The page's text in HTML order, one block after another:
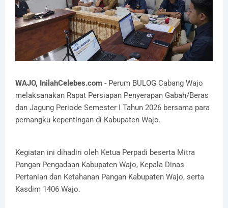
WAJO, InilahCelebes.com - Perum BULOG Cabang Wajo
melaksanakan Rapat Persiapan Penyerapan Gabah/Beras
dan Jagung Periode Semester I Tahun 2026 bersama para
pemangku kepentingan di Kabupaten Wajo.
Kegiatan ini dihadiri oleh Ketua Perpadi beserta Mitra
Pangan Pengadaan Kabupaten Wajo, Kepala Dinas
Pertanian dan Ketahanan Pangan Kabupaten Wajo, serta
Kasdim 1406 Wajo.